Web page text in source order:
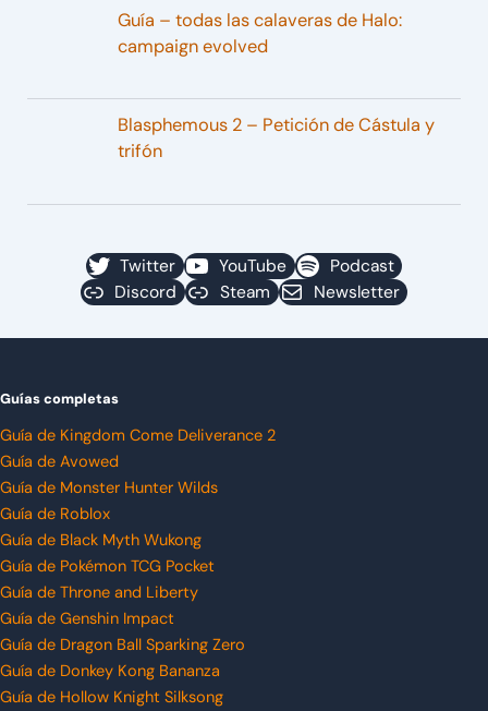
Guía – todas las calaveras de Halo:
campaign evolved
Blasphemous 2 – Petición de Cástula y
trifón
Twitter YouTube
Podcast
Discord
Steam Newsletter
Guías completas
Guía de Kingdom Come Deliverance 2
Guía de Avowed
Guía de Monster Hunter Wilds
Guía de Roblox
Guía de Black Myth Wukong
Guía de Pokémon TCG Pocket
Guía de Throne and Liberty
Guía de Genshin Impact
Guía de Dragon Ball Sparking Zero
Guía de Donkey Kong Bananza
Guía de Hollow Knight Silksong